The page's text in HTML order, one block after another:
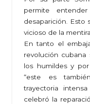
permite
desaparición. Esto
vicioso de la
En tanto el
revolución cubana
los humildes y
“este es
trayectoria
celebró la